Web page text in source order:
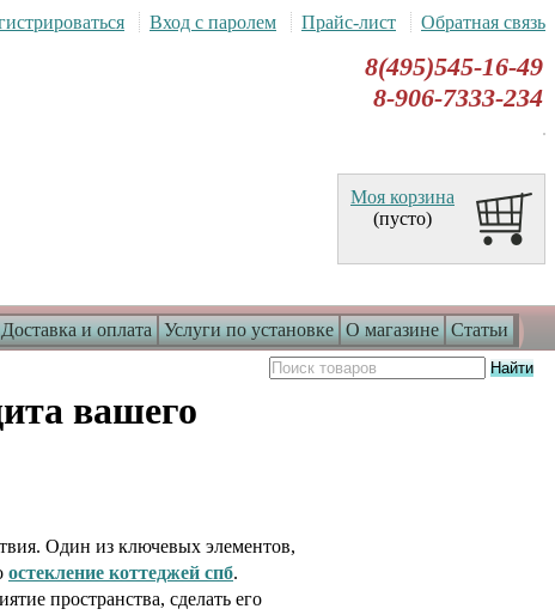
Доставка и оплата Услуги по установке О магазине Статьи
Вход с паролем Прайс-лист Обратная связь
8(495)545-16-49
8-906-7333-234
Моя корзина
(пусто)
вашего
Один из ключевых элементов,
остекление коттеджей спб.
пространства, сделать его